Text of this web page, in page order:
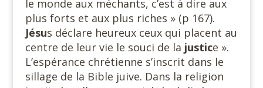
le monde aux méchants, c’est à dire aux
plus forts et aux plus riches » (p 167).
Jésus déclare heureux ceux qui placent au
centre de leur vie le souci de la justice ».
L’espérance chrétienne s’inscrit dans le
sillage de la Bible juive. Dans la religion